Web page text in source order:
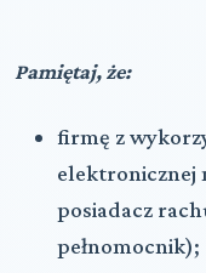
Pamiętaj, że:
firmę z
elektronicznej
posiadacz
pełnomocnik);